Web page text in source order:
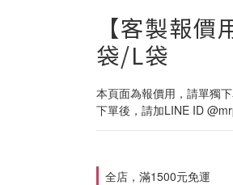
【客製報
袋/L袋
本頁面為報價用，請單獨下
下單後，請加LINE ID
全店，滿1500元免運